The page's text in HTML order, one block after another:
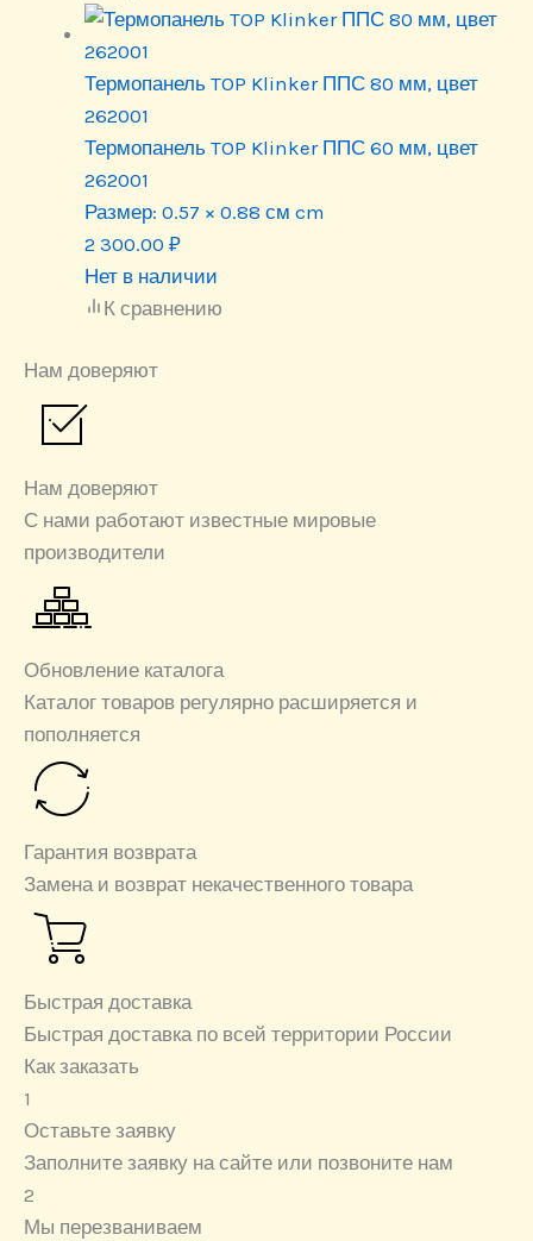
Термопанель TOP Klinker ППС 80 мм, цвет
262001
Термопанель TOP Klinker ППС 60 мм, цвет
262001
Размер: 0.57 × 0.88 см cm
2 300.00 ₽
Нет в наличии
К сравнению
Нам доверяют
Нам доверяют
С нами работают известные мировые
производители
Обновление каталога
Каталог товаров регулярно расширяется и
пополняется
Гарантия возврата
Замена и возврат некачественного товара
Быстрая доставка
Быстрая доставка по всей территории России
Как заказать
1
Оставьте заявку
Заполните заявку на сайте или позвоните нам
2
Мы перезваниваем